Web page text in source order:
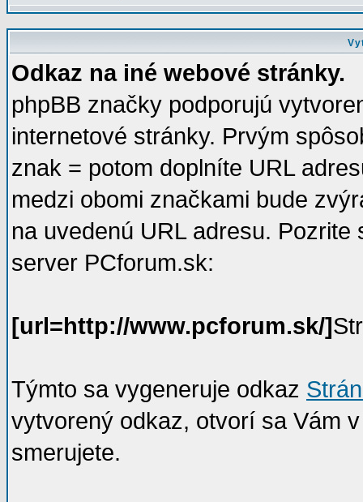
Odkaz na iné webové stránky.
phpBB značky podporujú
internetové stránky. Prvým
znak = potom doplníte URL
medzi obomi značkami bude
na uvedenú URL adresu.
server PCforum.sk:
[url=http://www.pcforum.sk/]
Týmto sa vygeneruje odkaz
vytvorený odkaz, otvorí sa Vám
smerujete.